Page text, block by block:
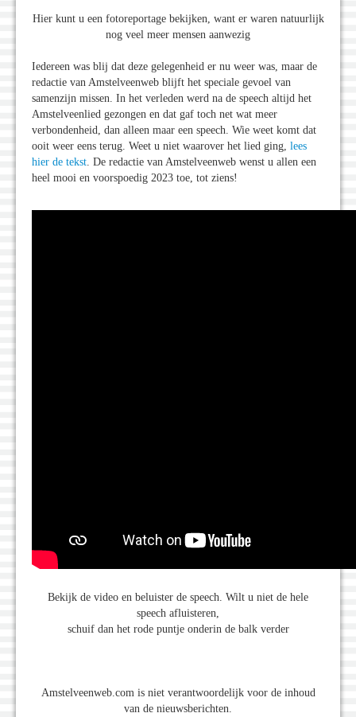
Hier kunt u een fotoreportage bekijken, want er waren natuurlijk
nog veel meer mensen aanwezig
Iedereen was blij dat deze gelegenheid er nu weer was, maar de
redactie van Amstelveenweb blijft het speciale gevoel van
samenzijn missen. In het verleden werd na de speech altijd het
Amstelveenlied gezongen en dat gaf toch net wat meer
verbondenheid, dan alleen maar een speech. Wie weet komt dat
ooit weer eens terug. Weet u niet waarover het lied ging, lees
hier de tekst. De redactie van Amstelveenweb wenst u allen een
heel mooi en voorspoedig 2023 toe, tot ziens!
Bekijk de video en beluister de speech. Wilt u niet de hele
speech afluisteren,
schuif dan het rode puntje onderin de balk verder
Amstelveenweb.com is niet verantwoordelijk voor de inhoud
van de nieuwsberichten.